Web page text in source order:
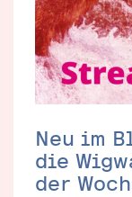
Neu im
die
der